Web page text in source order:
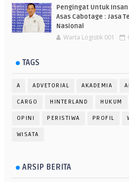
Pengingat Untuk
Asas Cabotage : Jasa
Nasional
Warta Logistik 001
TAGS
A ADVETORIAL AKADEMIA
CARGO HINTERLAND HUKUM
OPINI PERISTIWA PROFIL
WISATA
ARSIP BERITA